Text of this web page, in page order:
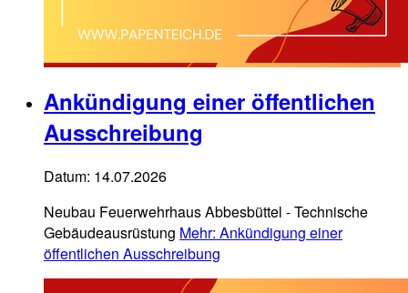
Ankündigung einer öffentlichen
Ausschreibung
Datum: 14.07.2026
Neubau Feuerwehrhaus Abbesbüttel - Technische
Gebäudeausrüstung Mehr: Ankündigung einer
öffentlichen Ausschreibung